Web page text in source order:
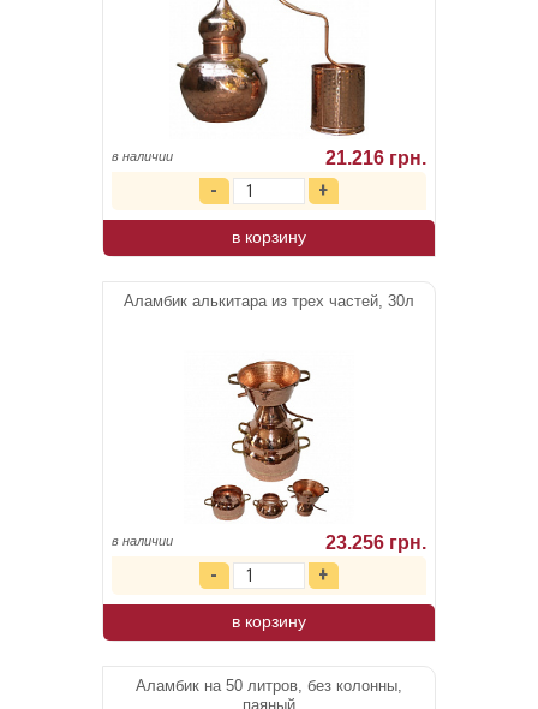
в наличии 21.216 грн.
в корзину
Аламбик алькитара из трех частей, 30л
в наличии 23.256 грн.
в корзину
Аламбик на 50 литров, без колонны,
паяный